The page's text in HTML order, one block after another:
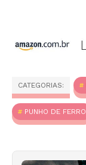
CATEGORIAS:
PUNHO DE FERRO